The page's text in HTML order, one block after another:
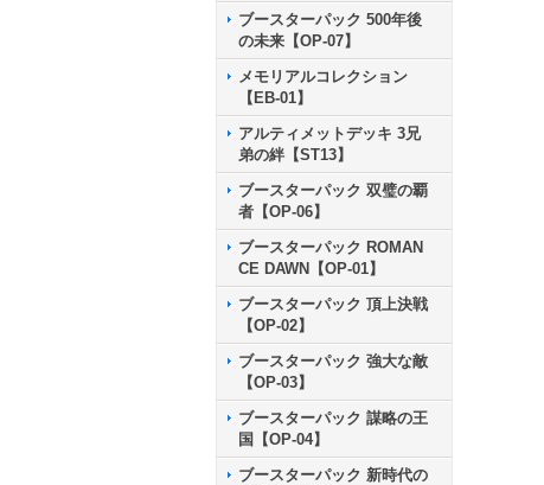
ブースターパック 500年後
の未来【OP-07】
メモリアルコレクション
【EB-01】
アルティメットデッキ 3兄
弟の絆【ST13】
ブースターパック 双璧の覇
者【OP-06】
ブースターパック ROMAN
CE DAWN【OP-01】
ブースターパック 頂上決戦
【OP-02】
ブースターパック 強大な敵
【OP-03】
ブースターパック 謀略の王
国【OP-04】
ブースターパック 新時代の